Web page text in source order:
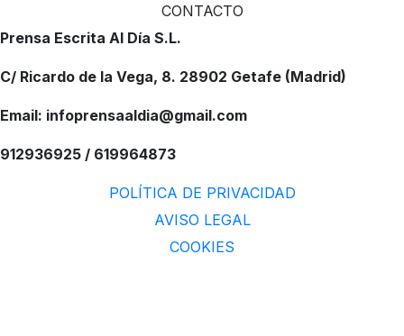
CONTACTO
Prensa Escrita Al Día S.L.
C/ Ricardo de la Vega, 8. 28902 Getafe (Madrid)
Email: infoprensaaldia@gmail.com
912936925 / 619964873
POLÍTICA DE PRIVACIDAD
AVISO LEGAL
COOKIES